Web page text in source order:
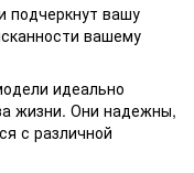
подчеркнут вашу
вашему
идеально
жизни. Они надежны,
с различной